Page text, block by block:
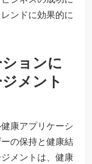
ンドに効果的に
ョンに
メント
康アプリケーシ
の保持と健康結
メントは、健康